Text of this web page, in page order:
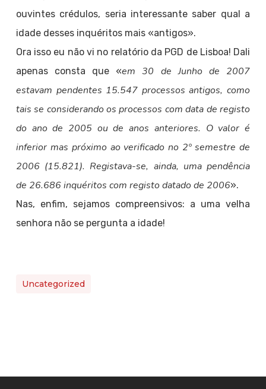
ouvintes crédulos, seria interessante saber qual a
idade desses inquéritos mais «antigos».
Ora isso eu não vi no relatório da PGD de Lisboa! Dali
apenas consta que «em 30 de Junho de 2007
estavam pendentes 15.547 processos antigos, como
tais se considerando os processos com data de registo
do ano de 2005 ou de anos anteriores. O valor é
inferior mas próximo ao verificado no 2º semestre de
2006 (15.821). Registava-se, ainda, uma pendência
de 26.686 inquéritos com registo datado de 2006».
Nas, enfim, sejamos compreensivos: a uma velha
senhora não se pergunta a idade!
Uncategorized